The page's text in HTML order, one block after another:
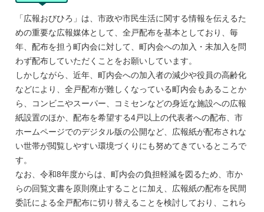
「広報おびひろ」は、市政や市民生活に関する情報を伝えるた
めの重要な広報媒体として、全戸配布を基本としており、毎
年、配布を担う町内会に対して、町内会への加入・未加入を問
わず配布していただくことをお願いしています。
しかしながら、近年、町内会への加入者の減少や役員の高齢化
などにより、全戸配布が難しくなっている町内会もあることか
ら、コンビニやスーパー、コミセンなどの身近な施設への広報
紙設置のほか、配布を希望する4戸以上の代表者への配布、市
ホームページでのデジタル版の公開など、広報紙が配布されな
い世帯が閲覧しやすい環境づくりにも努めてきているところで
す。
なお、令和8年度からは、町内会の負担軽減を図るため、市か
らの回覧文書を原則廃止することに加え、広報紙の配布を民間
委託による全戸配布に切り替えることを検討しており、これら